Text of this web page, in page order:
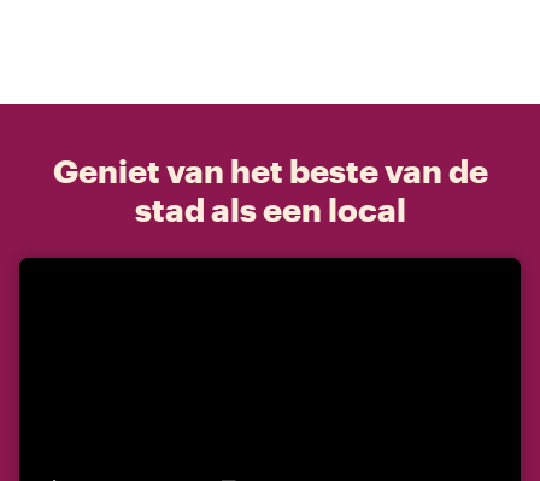
Geniet van het beste van de
stad als een local